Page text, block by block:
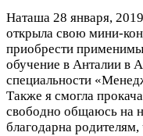
Наташа 28 января,
открыла свою мини-
приобрести
обучение в Анталии в
специальности
Также я смогла
свободно общаюсь на
благодарна